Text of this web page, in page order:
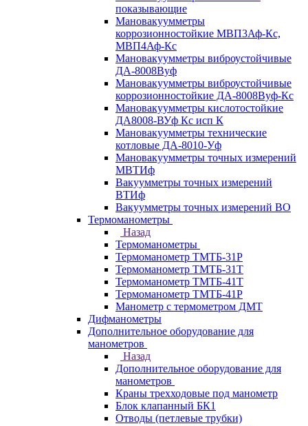
показывающие
Мановакуумметры
коррозионностойкие МВП3Аф-Кс,
МВП4Аф-Кс
Мановакуумметры виброустойчивые
ДА-8008Вуф
Мановакуумметры виброустойчивые
коррозионностойкие ДА-8008Вуф-Кс
Мановакуумметры кислотостойкие
ДА8008-ВУф Кс исп К
Мановакуумметры технические
котловые ДА-8010-Уф
Мановакуумметры точных измерений
МВТИф
Вакуумметры точных измерений
ВТИф
Вакуумметры точных измерений ВО
Термоманометры
Назад
Термоманометры
Термоманометр ТМТБ-31Р
Термоманометр ТМТБ-31Т
Термоманометр ТМТБ-41Т
Термоманометр ТМТБ-41Р
Манометр с термометром ДМТ
Дифманометры
Дополнительное оборудование для
манометров
Назад
Дополнительное оборудование для
манометров
Краны трехходовые под манометр
Блок клапанный БК1
Отводы (петлевые трубки)